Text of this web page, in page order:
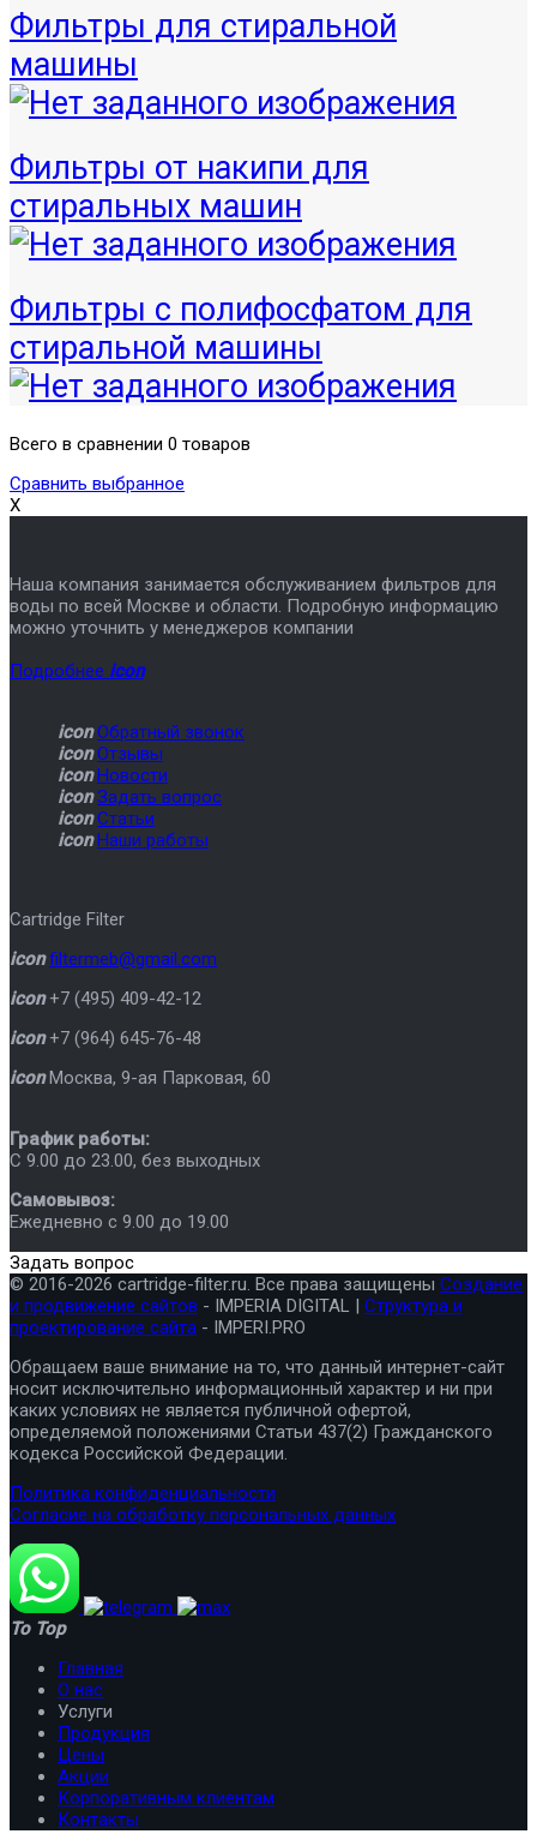
Фильтры для стиральной
машины
Фильтры от накипи для
стиральных машин
Фильтры с полифосфатом для
стиральной машины
Всего в сравнении 0 товаров
Сравнить выбранное
X
Наша компания занимается обслуживанием фильтров для
воды по всей Москве и области. Подробную информацию
можно уточнить у менеджеров компании
Подробнее icon
icon Обратный звонок
icon Отзывы
icon Новости
icon Задать вопрос
icon Статьи
icon Наши работы
Cartridge Filter
icon filtermeb@gmail.com
icon +7 (495) 409-42-12
icon +7 (964) 645-76-48
icon Москва, 9-ая Парковая, 60
График работы:
C 9.00 до 23.00, без выходных
Самовывоз:
Ежедневно с 9.00 до 19.00
Задать вопрос
© 2016-2026 cartridge-filter.ru. Все права защищены Создание
и продвижение сайтов - IMPERIA DIGITAL | Структура и
проектирование сайта - IMPERI.PRO
Обращаем ваше внимание на то, что данный интернет-сайт
носит исключительно информационный характер и ни при
каких условиях не является публичной офертой,
определяемой положениями Статьи 437(2) Гражданского
кодекса Российской Федерации.
Политика конфиденциальности
Согласие на обработку персональных данных
To Top
Главная
О нас
Услуги
Продукция
Цены
Акции
Корпоративным клиентам
Контакты